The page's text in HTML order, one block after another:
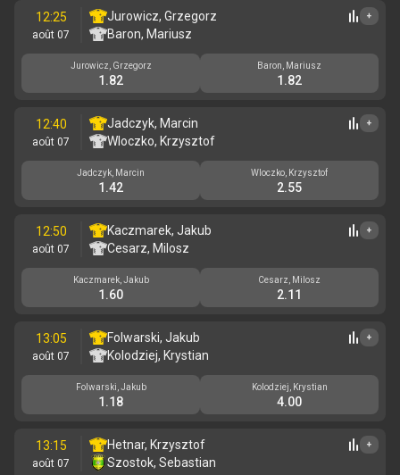
12:25
août 07
Jurowicz, Grzegorz
Baron, Mariusz
+
Jurowicz, Grzegorz
1.82
Baron, Mariusz
1.82
12:40
août 07
Jadczyk, Marcin
Wloczko, Krzysztof
+
Jadczyk, Marcin
1.42
Wloczko, Krzysztof
2.55
12:50
août 07
Kaczmarek, Jakub
Cesarz, Milosz
+
Kaczmarek, Jakub
1.60
Cesarz, Milosz
2.11
13:05
août 07
Folwarski, Jakub
Kolodziej, Krystian
+
Folwarski, Jakub
1.18
Kolodziej, Krystian
4.00
13:15
août 07
Hetnar, Krzysztof
Szostok, Sebastian
+